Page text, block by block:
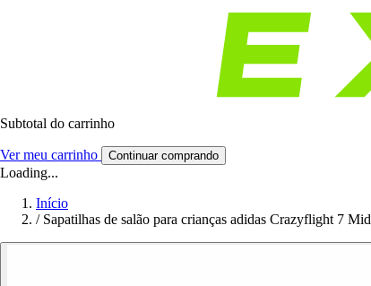
Subtotal do carrinho
Ver meu carrinho Continuar comprando
Loading...
Início
/ Sapatilhas de salão para crianças adidas Crazyflight 7 Mid